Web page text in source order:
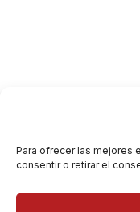
Para ofrecer las mejores
consentir o retirar el